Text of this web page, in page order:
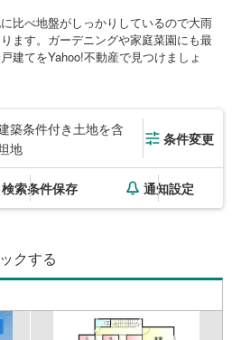
比べ地盤がしっかりしているので大雨
ます。ガーデニングや家庭菜園にも最
建てをYahoo!不動産で見つけましょ
築条件付き土地を含
地
条件変更
検索条件保存 通知設定
クする